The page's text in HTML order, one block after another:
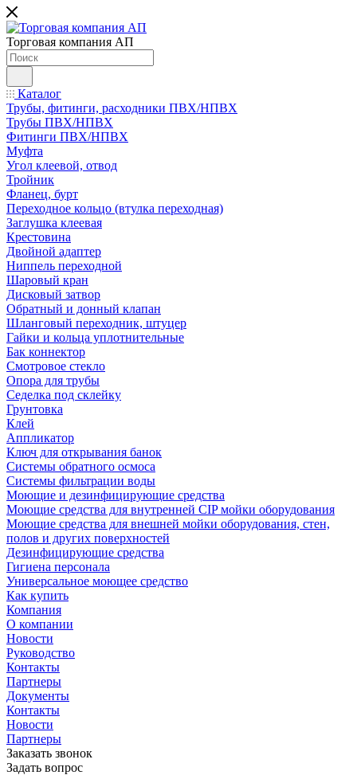
Торговая компания АП
Каталог
Трубы, фитинги, расходники ПВХ/НПВХ
Трубы ПВХ/НПВХ
Фитинги ПВХ/НПВХ
Муфта
Угол клеевой, отвод
Тройник
Фланец, бурт
Переходное кольцо (втулка переходная)
Заглушка клеевая
Крестовина
Двойной адаптер
Ниппель переходной
Шаровый кран
Дисковый затвор
Обратный и донный клапан
Шланговый переходник, штуцер
Гайки и кольца уплотнительные
Бак коннектор
Смотровое стекло
Опора для трубы
Седелка под склейку
Грунтовка
Клей
Аппликатор
Ключ для открывания банок
Системы обратного осмоса
Системы фильтрации воды
Моющие и дезинфицирующие средства
Моющие средства для внутренней CIP мойки оборудования
Моющие средства для внешней мойки оборудования, стен,
полов и других поверхностей
Дезинфицирующие средства
Гигиена персонала
Универсальное моющее средство
Как купить
Компания
О компании
Новости
Руководство
Контакты
Партнеры
Документы
Контакты
Новости
Партнеры
Заказать звонок
Задать вопрос